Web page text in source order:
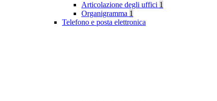
Articolazione degli uffici 1
Organigramma 1
Telefono e posta elettronica